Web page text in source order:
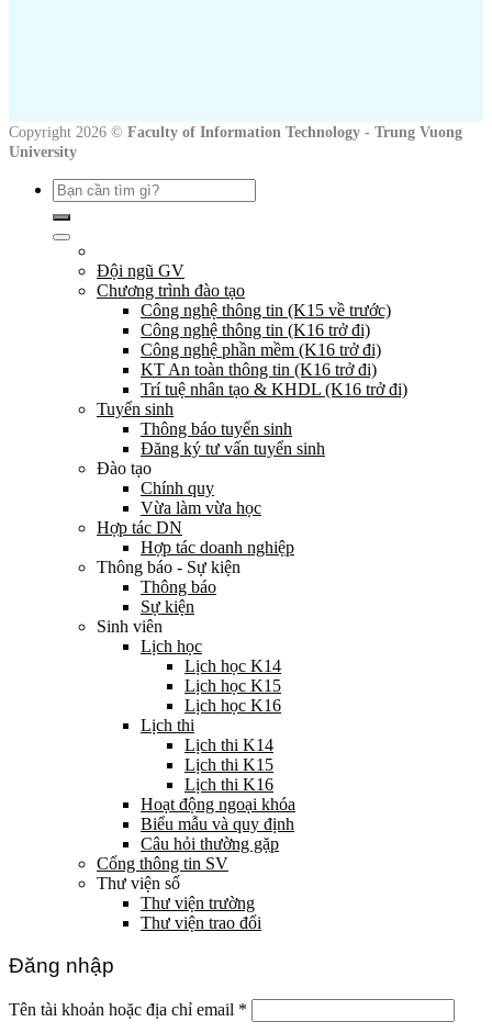
Copyright 2026 © Faculty of Information Technology - Trung Vuong
University
Tìm
kiếm:
Đội ngũ GV
Chương trình đào tạo
Công nghệ thông tin (K15 về trước)
Công nghệ thông tin (K16 trở đi)
Công nghệ phần mềm (K16 trở đi)
KT An toàn thông tin (K16 trở đi)
Trí tuệ nhân tạo & KHDL (K16 trở đi)
Tuyển sinh
Thông báo tuyển sinh
Đăng ký tư vấn tuyển sinh
Đào tạo
Chính quy
Vừa làm vừa học
Hợp tác DN
Hợp tác doanh nghiệp
Thông báo - Sự kiện
Thông báo
Sự kiện
Sinh viên
Lịch học
Lịch học K14
Lịch học K15
Lịch học K16
Lịch thi
Lịch thi K14
Lịch thi K15
Lịch thi K16
Hoạt động ngoại khóa
Biểu mẫu và quy định
Câu hỏi thường gặp
Cổng thông tin SV
Thư viện số
Thư viện trường
Thư viện trao đổi
Đăng nhập
Tên tài khoản hoặc địa chỉ email *